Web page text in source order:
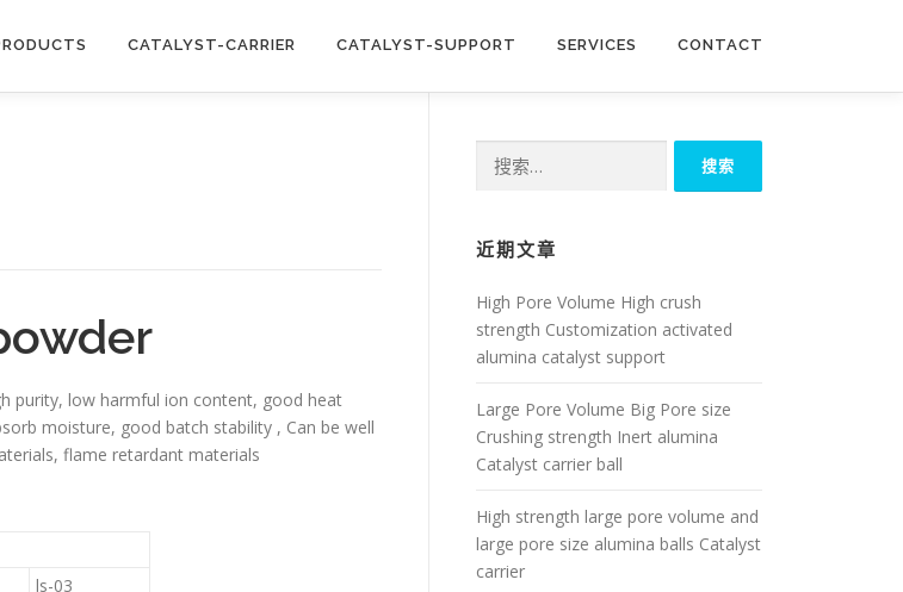
CATALYST-CARRIER CATALYST-SUPPORT SERVICES CONTACT
purity, low harmful ion content, good heat
moisture, good batch stability , Can be well
flame retardant materials
ls-03
索：
近期文章
High Pore Volume High crush
strength Customization activated
alumina catalyst support
Large Pore Volume Big Pore size
Crushing strength Inert alumina
Catalyst carrier ball
High strength large pore volume and
large pore size alumina balls Catalyst
carrier